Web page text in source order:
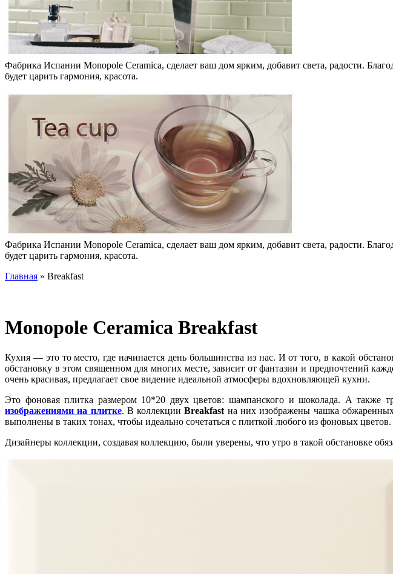
Фабрика Испании Monopole Ceramica, сделает ваш дом ярким, добавит света, радости.
будет царить гармония, красота.
Фабрика Испании Monopole Ceramica, сделает ваш дом ярким, добавит света, радости.
будет царить гармония, красота.
Главная » Breakfast
Monopole Ceramica Breakfast
Кухня — это то место, где начинается день большинства из нас. И от того, в какой
обстановку в этом священном для многих месте, зависит от фантазии и предпочтений
очень красивая, предлагает свое видение идеальной атмосферы вдохновляющей кухни.
Это фоновая плитка размером 10*20 двух цветов: шампанского и шоколада. А также
изображениями на плитке. В коллекцииBreakfast на них изображены чашка
выполнены в таких тонах, чтобы идеально сочетаться с плиткой любого из фоновых цветов.
Дизайнеры коллекции, создавая коллекцию, были уверены, что утро в такой обстановке